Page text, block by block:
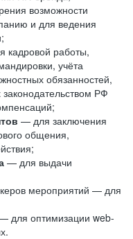
возможности
и для ведения
кадровой работы,
учёта
обязанностей,
РФ
— для заключения
общения,
— для выдачи
мероприятий — для
для оптимизации web-